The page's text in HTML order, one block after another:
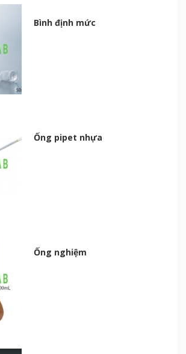
Bình định mức
Ống pipet nhựa
Ống nghiệm